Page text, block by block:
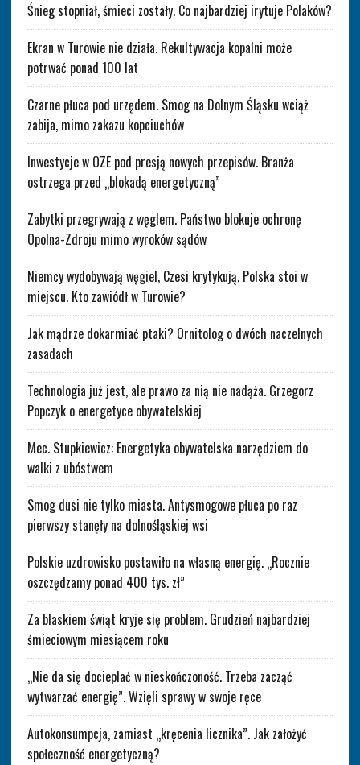
Śnieg stopniał, śmieci zostały. Co najbardziej irytuje Polaków?
Ekran w Turowie nie działa. Rekultywacja kopalni może
potrwać ponad 100 lat
Czarne płuca pod urzędem. Smog na Dolnym Śląsku wciąż
zabija, mimo zakazu kopciuchów
Inwestycje w OZE pod presją nowych przepisów. Branża
ostrzega przed „blokadą energetyczną”
Zabytki przegrywają z węglem. Państwo blokuje ochronę
Opolna-Zdroju mimo wyroków sądów
Niemcy wydobywają węgiel, Czesi krytykują, Polska stoi w
miejscu. Kto zawiódł w Turowie?
Jak mądrze dokarmiać ptaki? Ornitolog o dwóch naczelnych
zasadach
Technologia już jest, ale prawo za nią nie nadąża. Grzegorz
Popczyk o energetyce obywatelskiej
Mec. Stupkiewicz: Energetyka obywatelska narzędziem do
walki z ubóstwem
Smog dusi nie tylko miasta. Antysmogowe płuca po raz
pierwszy stanęły na dolnośląskiej wsi
Polskie uzdrowisko postawiło na własną energię. „Rocznie
oszczędzamy ponad 400 tys. zł”
Za blaskiem świąt kryje się problem. Grudzień najbardziej
śmieciowym miesiącem roku
„Nie da się docieplać w nieskończoność. Trzeba zacząć
wytwarzać energię”. Wzięli sprawy w swoje ręce
Autokonsumpcja, zamiast „kręcenia licznika”. Jak założyć
społeczność energetyczną?